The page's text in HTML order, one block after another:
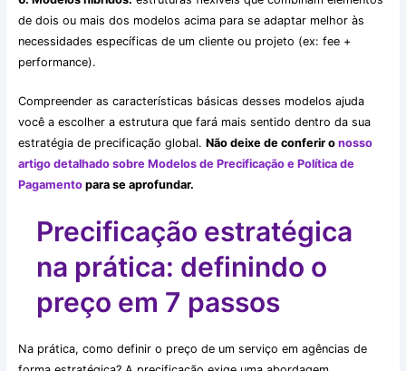
de dois ou mais dos modelos acima para se adaptar melhor às
necessidades específicas de um cliente ou projeto (ex: fee +
performance).
Compreender as características básicas desses modelos ajuda
você a escolher a estrutura que fará mais sentido dentro da sua
estratégia de precificação global. Não deixe de conferir o nosso
artigo detalhado sobre Modelos de Precificação e Política de
Pagamentopara se aprofundar.
Precificação estratégica
na prática: definindo o
preço em 7 passos
Na prática, como definir o preço de um serviço em agências de